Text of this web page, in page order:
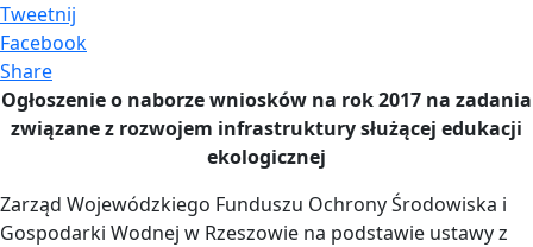
Tweetnij
Facebook
Share
Ogłoszenie o naborze wniosków na rok 2017 na zadania
związanez rozwojem infrastruktury służącej edukacji
ekologicznej
Zarząd Wojewódzkiego Funduszu Ochrony Środowiska i
Gospodarki Wodnej w Rzeszowie na podstawie ustawy z